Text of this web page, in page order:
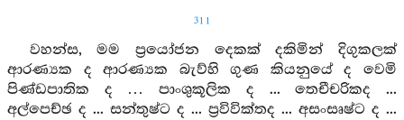
311
වහන්ස, මම ප්‍රයෝජන දෙකක් දකිමින් දිගුකලක්
ආරණ්‍යක ද ආරණ්‍යක බැව්හි ගුණ කියනුයේ ද වෙමි
පිණ්ඩපාතික ද … පාංශුකූලික ද ... තෙචීචරිකද ...
අල්පෙච්ඡ ද ... සන්තුෂ්ට ද ... ප්‍රවිවික්තද ... අසංසෘෂ්ට ද ...